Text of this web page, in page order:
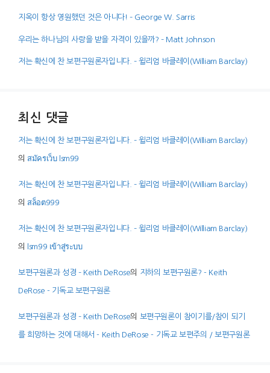
지옥이 항상 영원했던 것은 아니다! – George W. Sarris
우리는 하나님의 사랑을 받을 자격이 있을까? – Matt Johnson
저는 확신에 찬 보편구원론자입니다. – 윌리엄 바클레이(William Barclay)
최신 댓글
저는 확신에 찬 보편구원론자입니다. – 윌리엄 바클레이(William Barclay)
의 สมัครเว็บ lsm99
저는 확신에 찬 보편구원론자입니다. – 윌리엄 바클레이(William Barclay)
의 สล็อต999
저는 확신에 찬 보편구원론자입니다. – 윌리엄 바클레이(William Barclay)
의 lsm99 เข้าสู่ระบบ
보편구원론과 성경 – Keith DeRose의 지하의 보편구원론? - Keith
DeRose - 기독교 보편구원론
보편구원론과 성경 – Keith DeRose의 보편구원론이 참이기를/참이 되기
를 희망하는 것에 대해서 - Keith DeRose - 기독교 보편주의 / 보편구원론